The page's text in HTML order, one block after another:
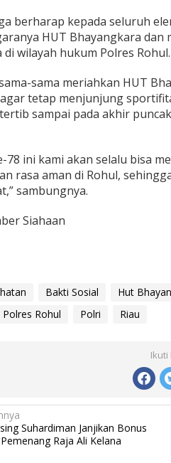
berharap kepada seluruh
HUT Bhayangkara dan
di wilayah hukum Polres Rohul.
sama meriahkan HUT
tetap menjunjung
sampai pada akhir
78 ini kami akan selalu bisa
rasa aman di Rohul,
sambungnya.
Siahaan
Bakti Sosial Hut
Polres Rohul Polri Riau
Ikuti
Suhardiman Janjikan Bonus
Raja Ali Kelana